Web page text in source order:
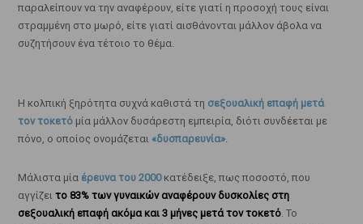
παραλείπουν να την αναφέρουν, είτε γιατί η προσοχή τους είναι
στραμμένη στο μωρό, είτε γιατί αισθάνονται μάλλον άβολα να
συζητήσουν ένα τέτοιο το θέμα.
Η κολπική ξηρότητα συχνά καθιστά τη σεξουαλική επαφή μετά
τον τοκετόμία μάλλον δυσάρεστη εμπειρία, διότι συνδέεται με
πόνο, ο οποίος ονομάζεται «δυσπαρευνία».
Μάλιστα μίαέρευνα του 2000κατέδειξε, πως ποσοστό, που
αγγίζει το 83% των γυναικών αναφέρουν δυσκολίες στη
σεξουαλική επαφή ακόμα και 3 μήνες μετά τον τοκετό. Το